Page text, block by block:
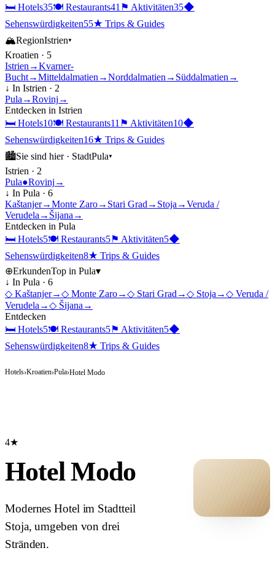
🛏 Hotels35🍽 Restaurants41 ⚑ Aktivitäten35◆
Sehenswürdigkeiten55★ Trips & Guides
🏔RegionIstrien▾
Kroatien · 5
Istrien →Kvarner-
Bucht→Mitteldalmatien →Norddalmatien → Süddalmatien →
↓ In Istrien · 2
Pula →Rovinj →
Entdecken in Istrien
🛏 Hotels10🍽 Restaurants11 ⚑ Aktivitäten10◆
Sehenswürdigkeiten16★ Trips & Guides
🏙Sie sind hier · StadtPula▾
Istrien · 2
Pula●Rovinj →
↓ In Pula · 6
Kaštanjer→Monte Zaro→ Stari Grad → Stoja →Veruda /
Verudela → Šijana →
Entdecken in Pula
🛏 Hotels5🍽 Restaurants5⚑ Aktivitäten5◆
Sehenswürdigkeiten8★ Trips & Guides
⊕ErkundenTop in Pula▾
↓ In Pula · 6
◇ Kaštanjer→◇ Monte Zaro→◇ Stari Grad →◇ Stoja →◇ Veruda /
Verudela →◇ Šijana →
Entdecken
🛏 Hotels5🍽 Restaurants5⚑ Aktivitäten5◆
Sehenswürdigkeiten8★ Trips & Guides
Hotels›Kroatien›Pula›Hotel Modo
4★
Hotel Modo
Modernes Hotel im Stadtteil
Stoja, umgeben von drei
Stränden.